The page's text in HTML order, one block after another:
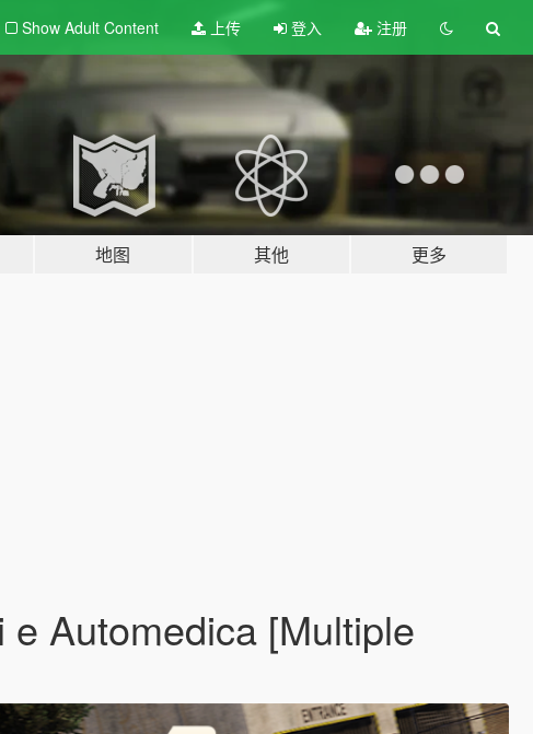
Show Adult Content 上传 登入 注册
地图 其他 更多
Automedica [Multiple